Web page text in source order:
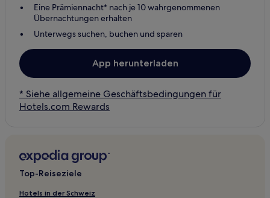
Eine Prämiennacht* nach je 10 wahrgenommenen
Übernachtungen erhalten
Unterwegs suchen, buchen und sparen
App herunterladen
* Siehe allgemeine Geschäftsbedingungen für
Hotels.com Rewards
Top-Reiseziele
Hotels in der Schweiz